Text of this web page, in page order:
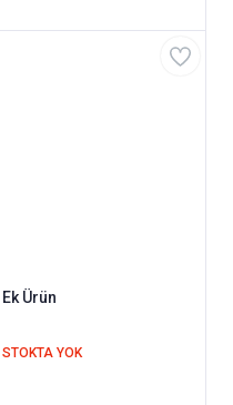
Ek Ürün
STOKTA YOK